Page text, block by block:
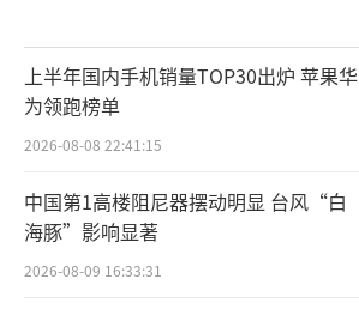
上半年国内手机销量TOP30出炉 苹果华
为领跑榜单
2026-08-08 22:41:15
中国第1高楼阻尼器摆动明显 台风“白
海豚”影响显著
2026-08-09 16:33:31